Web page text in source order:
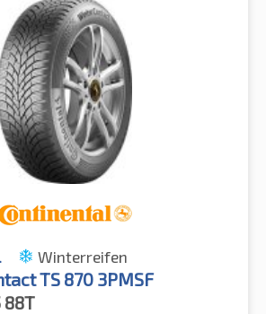
Winterreifen
TS 870 3PMSF
88T